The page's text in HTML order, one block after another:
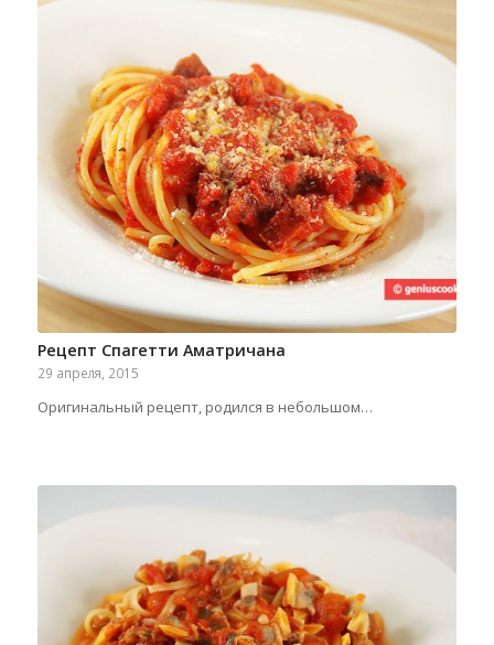
Рецепт Спагетти Аматричана
29 апреля, 2015
Оригинальный рецепт, родился в небольшом…